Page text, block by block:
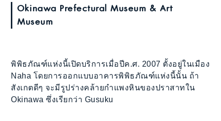
Okinawa Prefectural Museum & Art
Museum
พิพิธภัณฑ์แห่งนี้เปิดบริการเมื่อปีค.ศ. 2007 ตั้งอยู่ในเมือง
Naha โดยการออกแบบอาคารพิพิธภัณฑ์แห่งนี้นั้น ถ้า
สังเกตดีๆ จะมีรูปร่างคล้ายกำแพงหินของปราสาทใน
Okinawa ซึ่งเรียกว่า Gusuku